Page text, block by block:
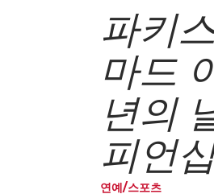
파키
마드
년의
피언
연예/스포츠